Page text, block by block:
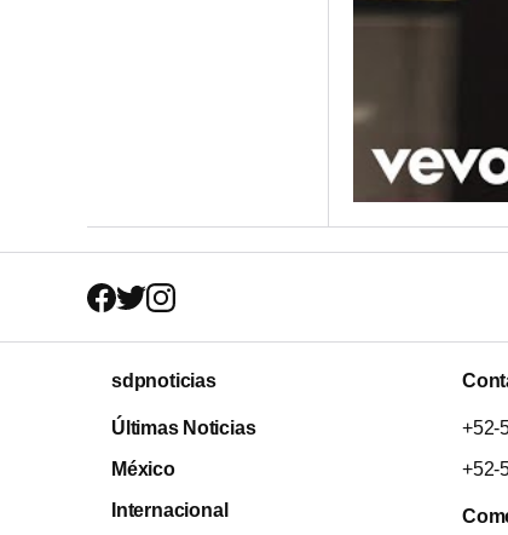
sdpnoticias
Últimas Noticias
México
Internacional
+52-
+52-